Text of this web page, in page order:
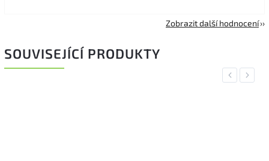
Zobrazit další hodnocení
SOUVISEJÍCÍ PRODUKTY
Previous
Next